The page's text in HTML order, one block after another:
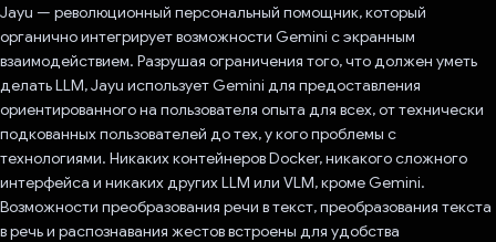
Jayu — революционный персональный помощник, который
органично интегрирует возможности Gemini с экранным
взаимодействием. Разрушая ограничения того, что должен уметь
делать LLM, Jayu использует Gemini для предоставления
ориентированного на пользователя опыта для всех, от технически
подкованных пользователей до тех, у кого проблемы с
технологиями. Никаких контейнеров Docker, никакого сложного
интерфейса и никаких других LLM или VLM, кроме Gemini.
Возможности преобразования речи в текст, преобразования текста
в речь и распознавания жестов встроены для удобства